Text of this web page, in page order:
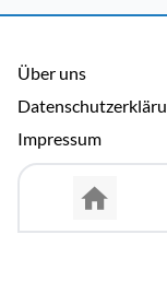
Über uns
Impressum
Allgemeine